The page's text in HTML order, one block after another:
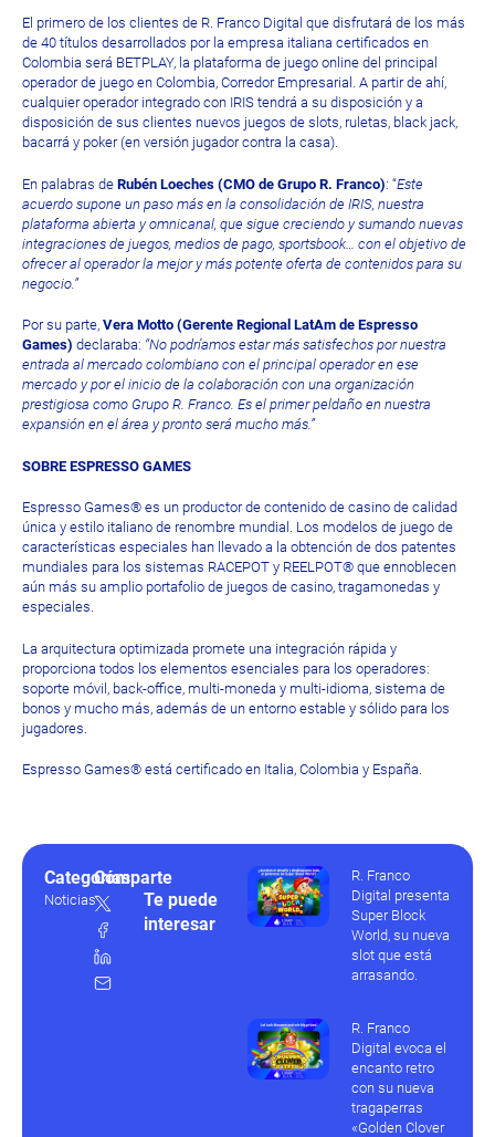
El primero de los clientes de R. Franco Digital que disfrutará de los más
de 40 títulos desarrollados por la empresa italiana certificados en
Colombia será BETPLAY, la plataforma de juego online del principal
operador de juego en Colombia, Corredor Empresarial. A partir de ahí,
cualquier operador integrado con IRIS tendrá a su disposición y a
disposición de sus clientes nuevos juegos de slots, ruletas, black jack,
bacarrá y poker (en versión jugador contra la casa).
En palabras de Rubén Loeches (CMO de Grupo R. Franco): “Este
acuerdo supone un paso más en la consolidación de IRIS, nuestra
plataforma abierta y omnicanal, que sigue creciendo y sumando nuevas
integraciones de juegos, medios de pago, sportsbook… con el objetivo de
ofrecer al operador la mejor y más potente oferta de contenidos para su
negocio.”
Por su parte, Vera Motto (Gerente Regional LatAm de Espresso
Games) declaraba: “No podríamos estar más satisfechos por nuestra
entrada al mercado colombiano con el principal operador en ese
mercado y por el inicio de la colaboración con una organización
prestigiosa como Grupo R. Franco. Es el primer peldaño en nuestra
expansión en el área y pronto será mucho más.”
SOBRE ESPRESSO GAMES
Espresso Games® es un productor de contenido de casino de calidad
única y estilo italiano de renombre mundial. Los modelos de juego de
características especiales han llevado a la obtención de dos patentes
mundiales para los sistemas RACEPOT y REELPOT® que ennoblecen
aún más su amplio portafolio de juegos de casino, tragamonedas y
especiales.
La arquitectura optimizada promete una integración rápida y
proporciona todos los elementos esenciales para los operadores:
soporte móvil, back-office, multi-moneda y multi-idioma, sistema de
bonos y mucho más, además de un entorno estable y sólido para los
jugadores.
Espresso Games® está certificado en Italia, Colombia y España.
Categorías
Noticias
Comparte
Te puede
interesar
R. Franco
Digital presenta
Super Block
World, su nueva
slot que está
arrasando.
R. Franco
Digital evoca el
encanto retro
con su nueva
tragaperras
«Golden Clover